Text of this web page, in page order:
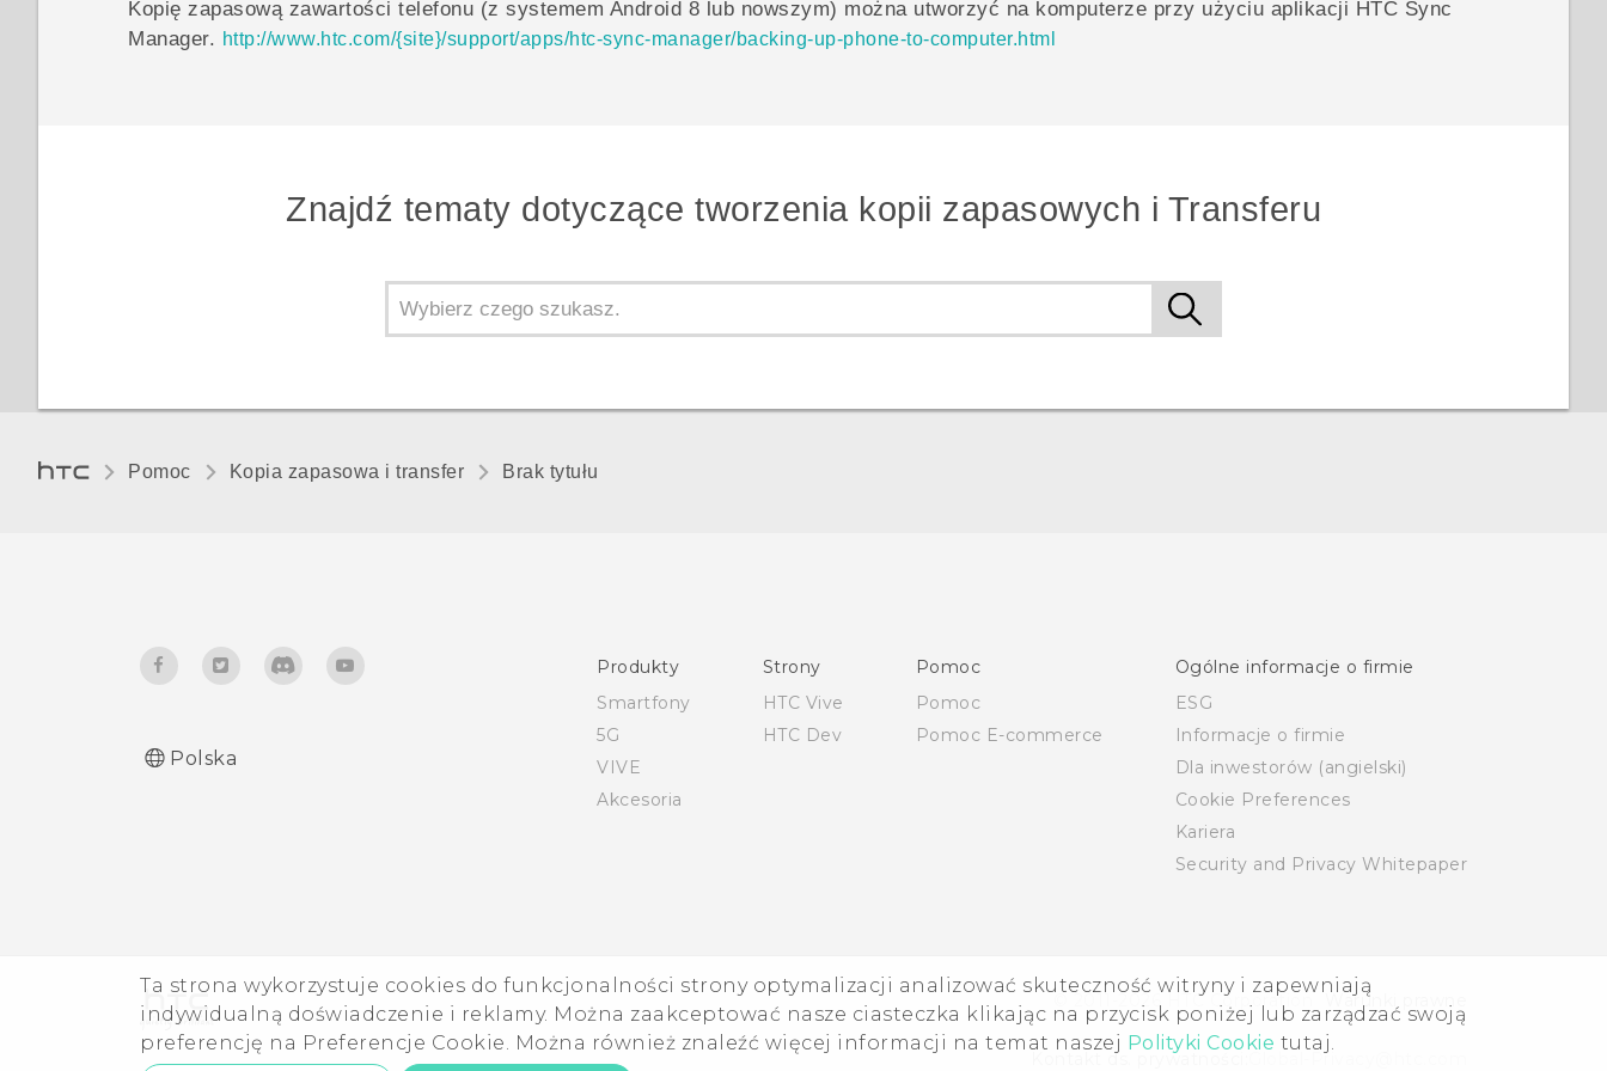
Ta strona wykorzystuje cookies do funkcjonalności strony optymalizacji analizować skuteczność witryny i zapewniają
indywidualną doświadczenie i reklamy. Można zaakceptować nasze ciasteczka klikając na przycisk poniżej lub zarządzać swoją
preferencję na Preferencje Cookie. Można również znaleźć więcej informacji na temat naszej Polityki Cookie tutaj.
Kopię zapasową zawartości telefonu (z systemem Android 8 lub nowszym) można utworzyć na komputerze przy użyciu aplikacji HTC Sync
Manager. http://www.htc.com/{site}/support/apps/htc-sync-manager/backing-up-phone-to-computer.html
Znajdź tematy dotyczące tworzenia kopii zapasowych i Transferu
Pomoc Kopia zapasowa i transfer Brak tytułu
Polska
Produkty
Smartfony
5G
VIVE
Akcesoria
Strony
HTC Vive
HTC Dev
Pomoc
Pomoc
Pomoc E-commerce
Ogólne informacje o firmie
ESG
Informacje o firmie
Dla inwestorów (angielski)
Cookie Preferences
Kariera
Security and Privacy Whitepaper
© 2011-2026 HTC Corporation Warunki prawne
Kontakt ds. prywatności: Global-Privacy@htc.com